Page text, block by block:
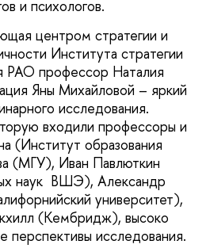
и психологов.
центром стратегии и
Института стратегии
РАО профессор Наталия
Яны Михайловой – яркий
исследования.
входили профессоры и
(Институт образования
(МГУ), Иван Павлюткин
наук ВШЭ), Александр
университет),
(Кембридж), высоко
перспективы исследования.